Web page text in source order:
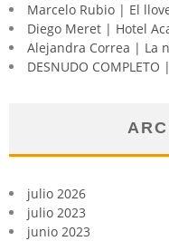
Marcelo Rubio | El
Diego Meret | Hotel
Alejandra Correa | La
DESNUDO
julio 2026
julio 2023
junio 2023